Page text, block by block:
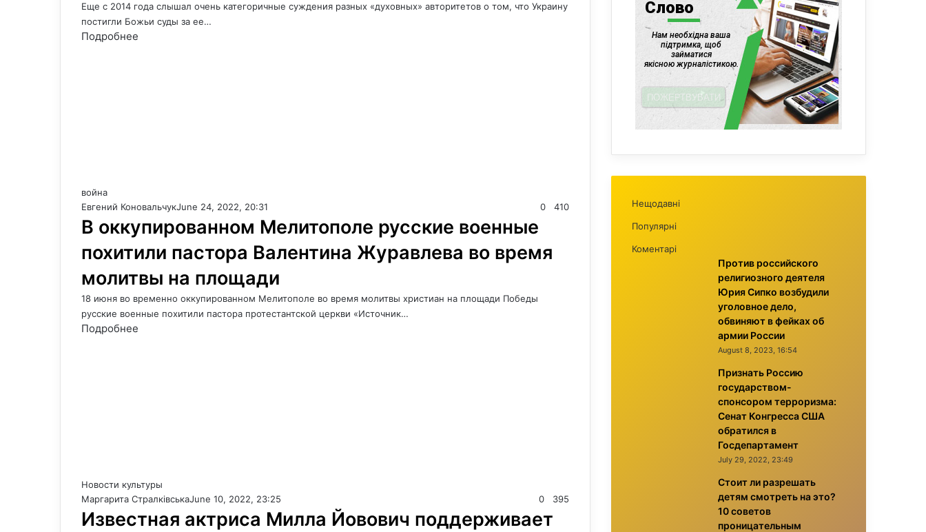
Еще с 2014 года слышал очень категоричные суждения разных «духовных» авторитетов о том, что Украину
постигли Божьи суды за ее…
Подробнее
война
Евгений КоновальчукJune 24, 2022, 20:31 0 410
В оккупированном Мелитополе русские военные
похитили пастора Валентина Журавлева во время
молитвы на площади
18 июня во временно оккупированном Мелитополе во время молитвы христиан на площади Победы
русские военные похитили пастора протестантской церкви «Источник…
Подробнее
Новости культуры
Маргарита СтралківськаJune 10, 2022, 23:25 0 395
Известная актриса Милла Йовович поддерживает
Нещодавні
Популярні
Коментарі
Против российского
религиозного деятеля
Юрия Сипко возбудили
уголовное дело,
обвиняют в фейках об
армии России
August 8, 2023, 16:54
Признать Россию
государством-
спонсором терроризма:
Сенат Конгресса США
обратился в
Госдепартамент
July 29, 2022, 23:49
Стоит ли разрешать
детям смотреть на это?
10 советов
проницательным